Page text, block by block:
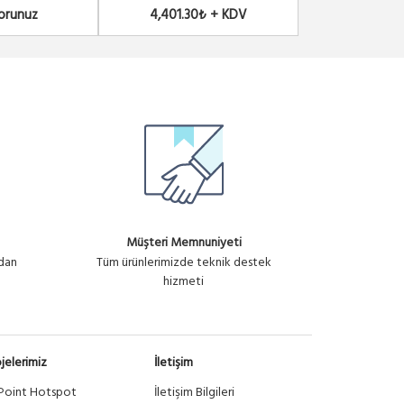
4,401.30₺ + KDV
Müşteri Memnuniyeti
Tüm ürünlerimizde teknik destek
hizmeti
Hotspot
İletişim
İletişim Bilgileri